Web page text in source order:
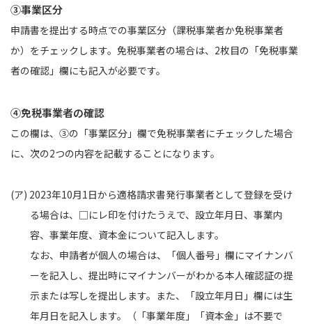
③事業区分
申請書を提出する時点での事業区分（課税事業者か免税事業者
か）をチェックします。免税事業者の場合は、2枚目の「免税事業
者の確認」欄にも記入が必要です。
④免税事業者の確認
この欄は、③の「事業区分」欄で免税事業者にチェックした場合
に、次の2つの内容を記載することになります。
(ア) 2023年10月1日から適格請求書発行事業者として登録を受け
る場合は、□にレ印を付けたうえで、設立年月日、事業内
容、事業年度、資本金について記入します。
なお、申請者が個人の場合は、「個人番号」欄にマイナンバ
ーを記入し、提出時にマイナンバーがわかる本人確認証の提
示または写しを提出します。また、「設立年月日」欄には生
年月日を記入します。（「事業年度」「資本金」は不要で